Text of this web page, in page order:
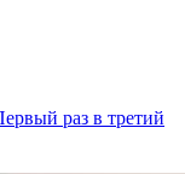
раз в третий